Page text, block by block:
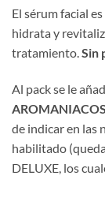
El sérum facial es
hidrata y
tratamiento. Sin
Al pack se le
AROMANIACOS
de indicar en las
habilitado
DELUXE, los